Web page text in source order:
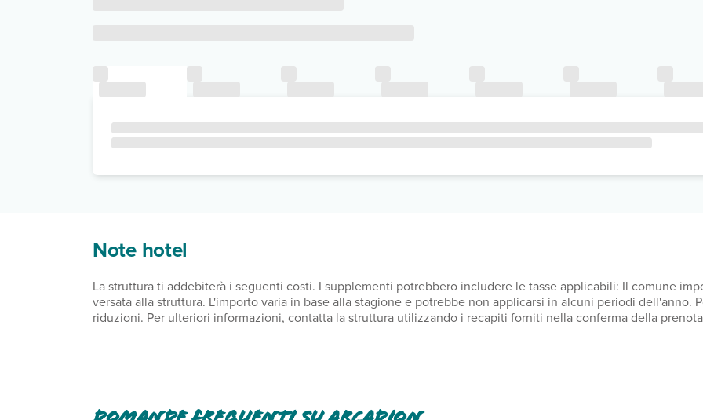
Note hotel
La struttura ti addebiterà i seguenti costi. I supplementi potrebbero includere le tasse applicabili: Il comune
versata alla struttura. L'importo varia in base alla stagione e potrebbe non applicarsi in alcuni periodi dell'anno.
riduzioni. Per ulteriori informazioni, contatta la struttura utilizzando i recapiti forniti nella conferma della
genitori o tutori, utilizzando i letti presenti.